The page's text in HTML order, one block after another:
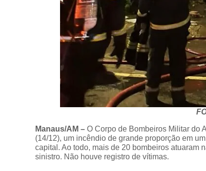
Manaus/AM – O Corpo de Bombeiros Militar do
(14/12), um incêndio de grande proporção em
capital. Ao todo, mais de 20 bombeiros atuaram
sinistro. Não houve registro de vítimas.